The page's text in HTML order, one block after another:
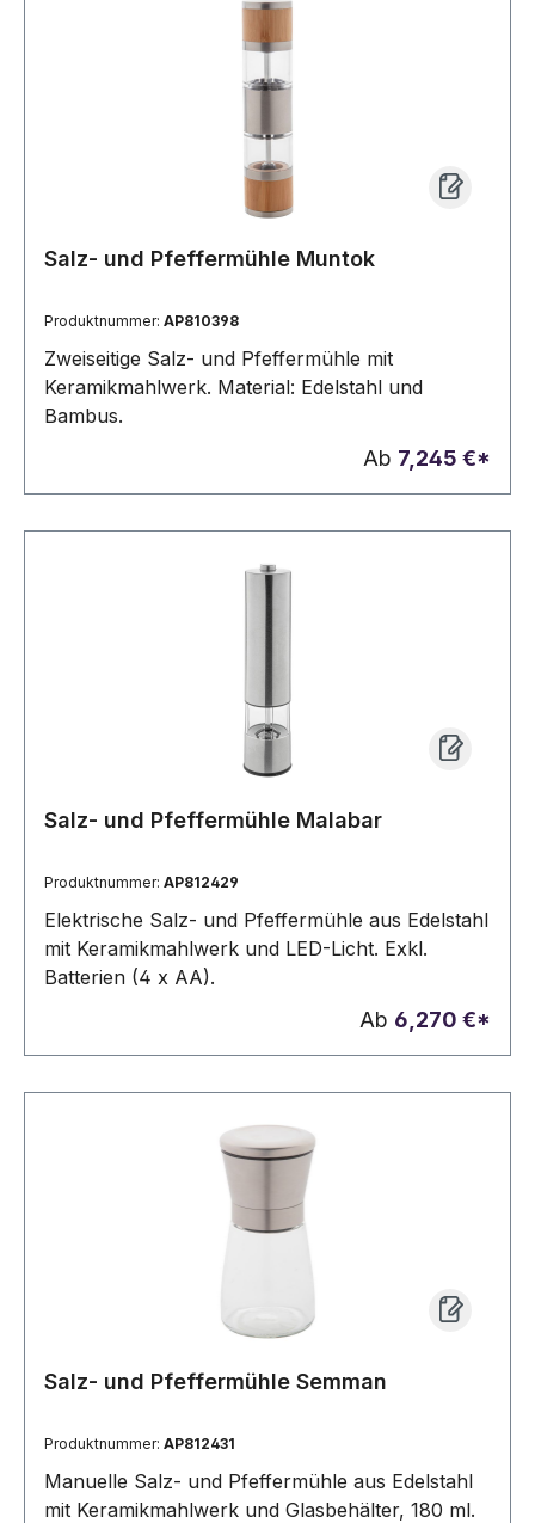
Salz- und Pfeffermühle Muntok
Produktnummer: AP810398
Zweiseitige Salz- und Pfeffermühle mit
Keramikmahlwerk. Material: Edelstahl und
Bambus.
Ab 7,245 €*
Salz- und Pfeffermühle Malabar
Produktnummer: AP812429
Elektrische Salz- und Pfeffermühle aus Edelstahl
mit Keramikmahlwerk und LED-Licht. Exkl.
Batterien (4 x AA).
Ab 6,270 €*
Salz- und Pfeffermühle Semman
Produktnummer: AP812431
Manuelle Salz- und Pfeffermühle aus Edelstahl
mit Keramikmahlwerk und Glasbehälter, 180 ml.